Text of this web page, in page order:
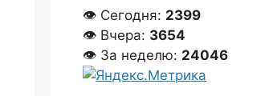
👁 Сегодня: 2399
👁 Вчера: 3654
👁 За неделю: 24046